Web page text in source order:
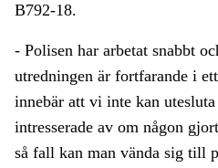
B792-18.
- Polisen har arbetat snabbt
utredningen är fortfarande i
innebär att vi inte kan
intresserade av om någon
så fall kan man vända sig till